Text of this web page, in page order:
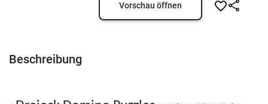
Vorschau öffnen
Beschreibung